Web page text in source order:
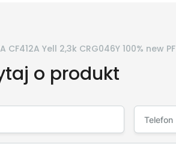
CF412A Yell 2,3k CRG046Y 100% new PF
o produkt